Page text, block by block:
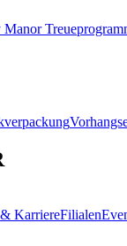
KarriereFilialen